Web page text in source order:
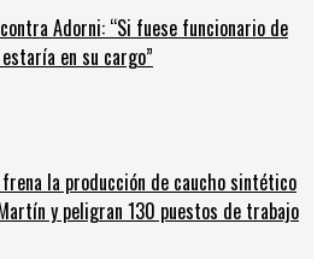
Adorni: “Si fuese funcionario de
en su cargo”
frena la producción de caucho sintético
y peligran 130 puestos de trabajo